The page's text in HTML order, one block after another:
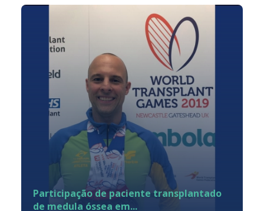
Participação de paciente transplantado
de medula óssea em...